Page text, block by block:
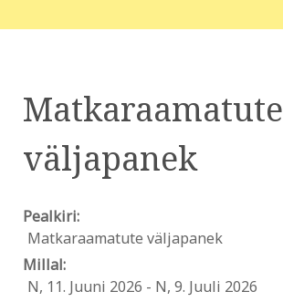
Matkaraamatute
väljapanek
Pealkiri:
Matkaraamatute väljapanek
Millal:
N, 11. Juuni 2026 - N, 9. Juuli 2026